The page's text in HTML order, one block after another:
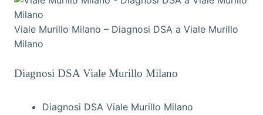
Viale Murillo Milano – Diagnosi DSA a Viale Murillo
Milano
Diagnosi DSA Viale Murillo Milano
Diagnosi DSA Viale Murillo Milano